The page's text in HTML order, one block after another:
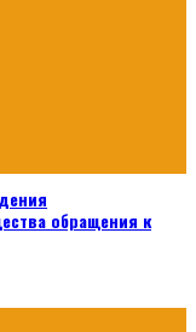
обращения к